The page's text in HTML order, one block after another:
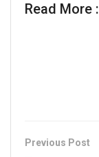
Read More :
Previous Post